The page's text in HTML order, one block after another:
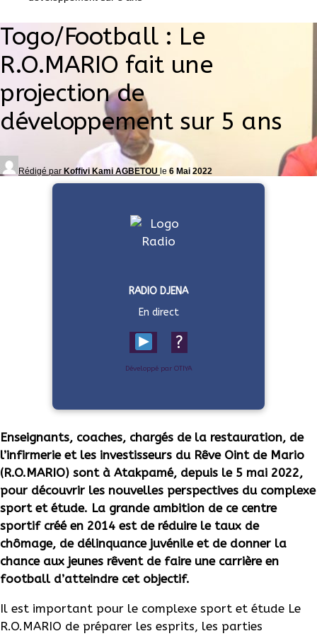
Togo/Football : Le
R.O.MARIO fait une
projection de
développement sur 5 ans
Rédigé par Koffivi Kami AGBETOU le 6 Mai 2022
RADIO DJENA
En direct
?
Développé par OTIYA
Enseignants, coaches, chargés de la restauration, de
l’infirmerie et les investisseurs du Rêve Oint de Mario
(R.O.MARIO) sont à Atakpamé, depuis le 5 mai 2022,
pour découvrir les nouvelles perspectives du complexe
sport et étude. La grande ambition de ce centre
sportif créé en 2014 est de réduire le taux de
chômage, de délinquance juvénile et de donner la
chance aux jeunes rêvent de faire une carrière en
football d’atteindre cet objectif.
Il est important pour le complexe sport et étude Le
R.O.MARIO de préparer les esprits, les parties